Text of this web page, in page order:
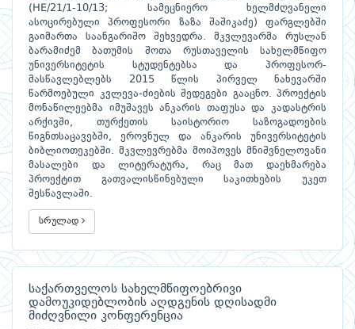
(HE/21/1-10/13; სამეცნიერო ხელმძღვანელი
ასოცირებული პროფესორი ზაზა შაშიკაძე) ფარგლებში
გაიმართა საანგარიშო შეხვედრა. მკვლევარმა რუსლან
ბარამიძემ ბათუმის შოთა რუსთაველის სახელმწიფო
უნივერსიტეტის სტუდენტებსა და პროფესორ-
მასწავლებლებს 2015 წლის პირველ ნახევარში
წარმოებული კვლევა-ძიების შედეგები გააცნო. პროექტის
მონაწილეებმა იმუშავეს ანკარის თაფუსა და კადასტრის
არქივში, თურქეთის საისტორიო საზოგადოების
წიგნთსაცავებში, ეროვნულ და ანკარის უნივერსიტეტის
ბიბლიოთეკებში. მკვლევრებმა მოიპოვეს მნიშვნელოვანი
მასალები და ლიტერატურა, რაც მათ დაეხმარება
პროექტით გათვალისწინებული საკითხების უკეთ
შესწავლაში.
სრულად
საქართველოს სახელმწიფოებრივი
დამოუკიდებლობის აღდგენის დღისადმი
მიძღვნილი კონფერენცია